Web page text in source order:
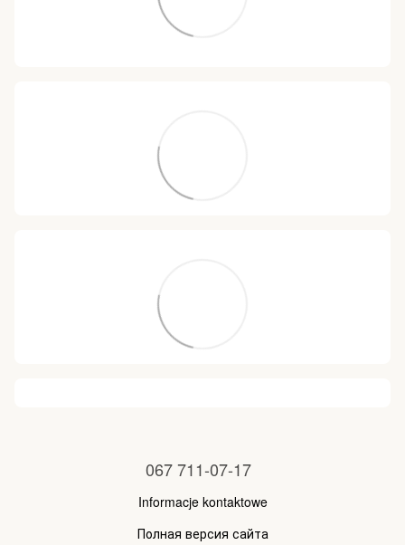
067 711-07-17
Informacje kontaktowe
Полная версия сайта